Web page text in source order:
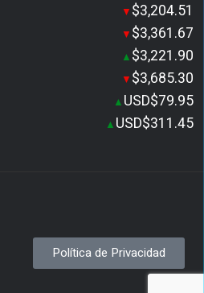
▼ $3,204.51
▼ $3,361.67
▲ $3,221.90
▼ $3,685.30
▲ USD$79.95
▲ USD$311.45
Política de Privacidad